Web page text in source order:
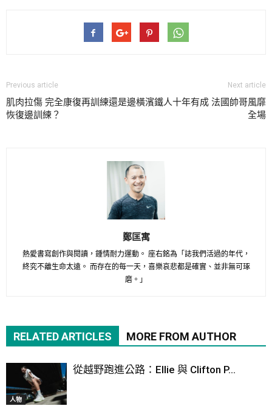
Previous article
肌肉拉傷 完全康復再訓練還是邊
恢復邊訓練？
Next article
橫濱鐵人十年有成 法國帥哥風靡
全場
鄭匡寓
熱愛書寫創作與閱讀，鍾情耐力運動。 座右銘為「誌我們活過的年代，
終究不離生命太遠。 而存在的每一天，喜樂哀悲都是確實、並非無可琢
磨。」
RELATED ARTICLES MORE FROM AUTHOR
人物
從越野跑進公路：Ellie 與 Clifton P...